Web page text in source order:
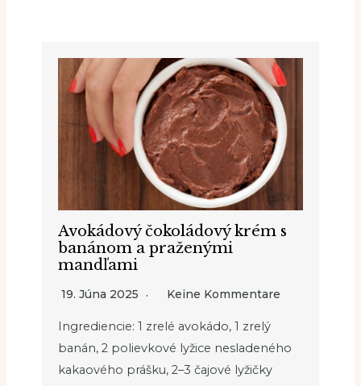
Avokádový čokoládový krém s
banánom a praženými
mandľami
19. Júna 2025 Keine Kommentare
Ingrediencie: 1 zrelé avokádo, 1 zrelý
banán, 2 polievkové lyžice nesladeného
kakaového prášku, 2–3 čajové lyžičky